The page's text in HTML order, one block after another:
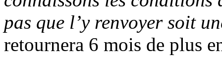
pas que l’y renvoyer soit
retournera 6 mois de plus